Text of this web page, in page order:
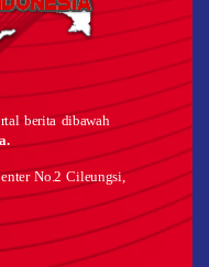
berita dibawah
No.2 Cileungsi,